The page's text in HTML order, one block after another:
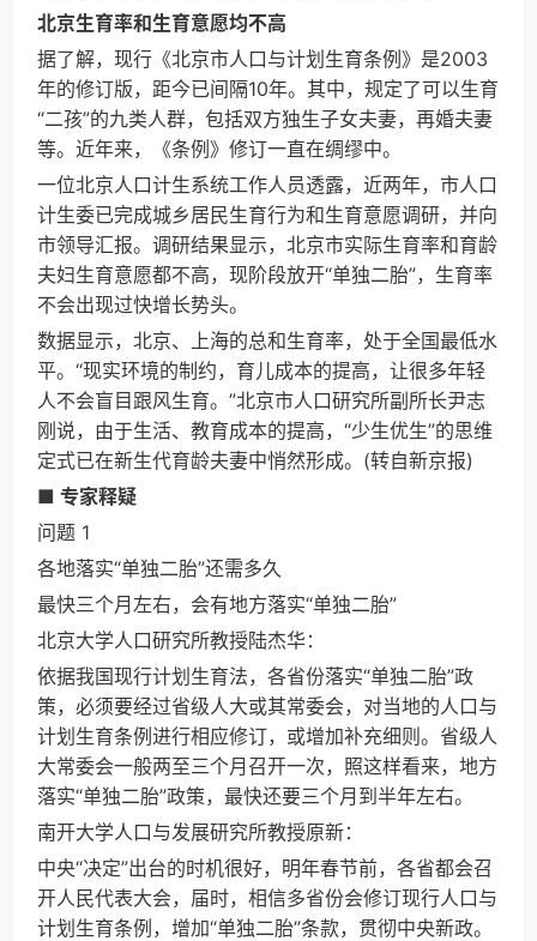
北京生育率和生育意愿均不高
据了解，现行《北京市人口与计划生育条例》是2003
年的修订版，距今已间隔10年。其中，规定了可以生育
“二孩”的九类人群，包括双方独生子女夫妻，再婚夫妻
等。近年来，《条例》修订一直在绸缪中。
一位北京人口计生系统工作人员透露，近两年，市人口
计生委已完成城乡居民生育行为和生育意愿调研，并向
市领导汇报。调研结果显示，北京市实际生育率和育龄
夫妇生育意愿都不高，现阶段放开“单独二胎”，生育率
不会出现过快增长势头。
数据显示，北京、上海的总和生育率，处于全国最低水
平。“现实环境的制约，育儿成本的提高，让很多年轻
人不会盲目跟风生育。”北京市人口研究所副所长尹志
刚说，由于生活、教育成本的提高，“少生优生”的思维
定式已在新生代育龄夫妻中悄然形成。(转自新京报)
■ 专家释疑
问题 1
各地落实“单独二胎”还需多久
最快三个月左右，会有地方落实“单独二胎”
北京大学人口研究所教授陆杰华：
依据我国现行计划生育法，各省份落实“单独二胎”政
策，必须要经过省级人大或其常委会，对当地的人口与
计划生育条例进行相应修订，或增加补充细则。省级人
大常委会一般两至三个月召开一次，照这样看来，地方
落实“单独二胎”政策，最快还要三个月到半年左右。
南开大学人口与发展研究所教授原新：
中央“决定”出台的时机很好，明年春节前，各省都会召
开人民代表大会，届时，相信多省份会修订现行人口与
计划生育条例，增加“单独二胎”条款，贯彻中央新政。